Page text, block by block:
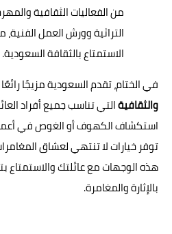
من الفعاليات الثقافية
التراثية وورش العمل الفنية،
الاستمتاع بالثقافة السعودية.
في الختام، تقدم السعودية مزيجًا
والثقافيةالتي تناسب جميع أفراد
استكشاف الكهوف أو الغوص في
توفر خيارات لا تنتهي لعشاق
هذه الوجهات مع عائلتك والاستمتاع
بالإثارة والمغامرة.